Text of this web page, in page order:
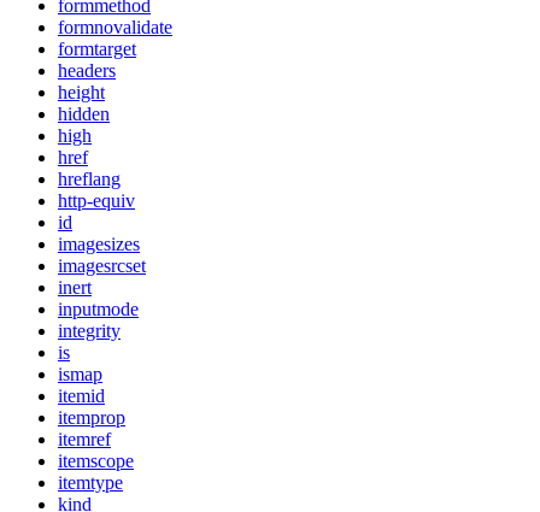
formmethod
formnovalidate
formtarget
headers
height
hidden
high
href
hreflang
http-equiv
id
imagesizes
imagesrcset
inert
inputmode
integrity
is
ismap
itemid
itemprop
itemref
itemscope
itemtype
kind